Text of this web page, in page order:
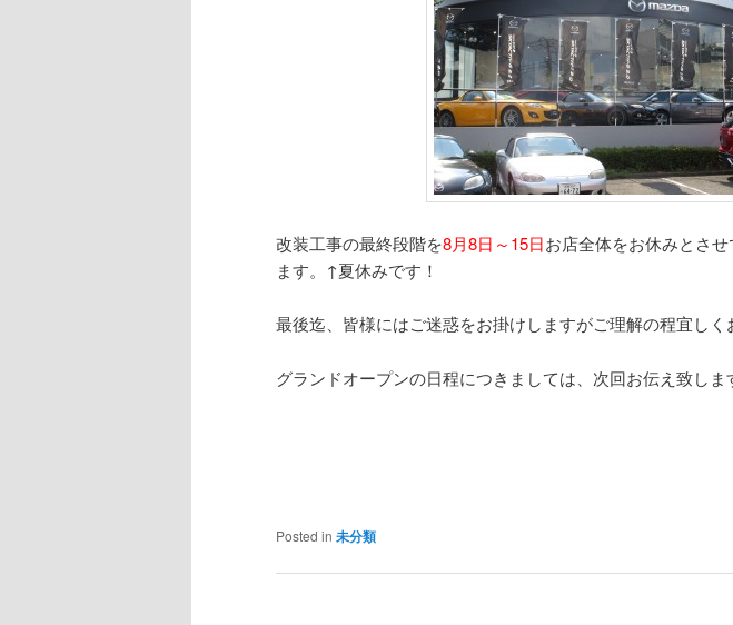
改装工事の最終段階を8月8日～15日お店全体をお休みとさ
ます。↑夏休みです！
最後迄、皆様にはご迷惑をお掛けしますがご理解の程宜しく
グランドオープンの日程につきましては、次回お伝え致しま
Posted in 未分類